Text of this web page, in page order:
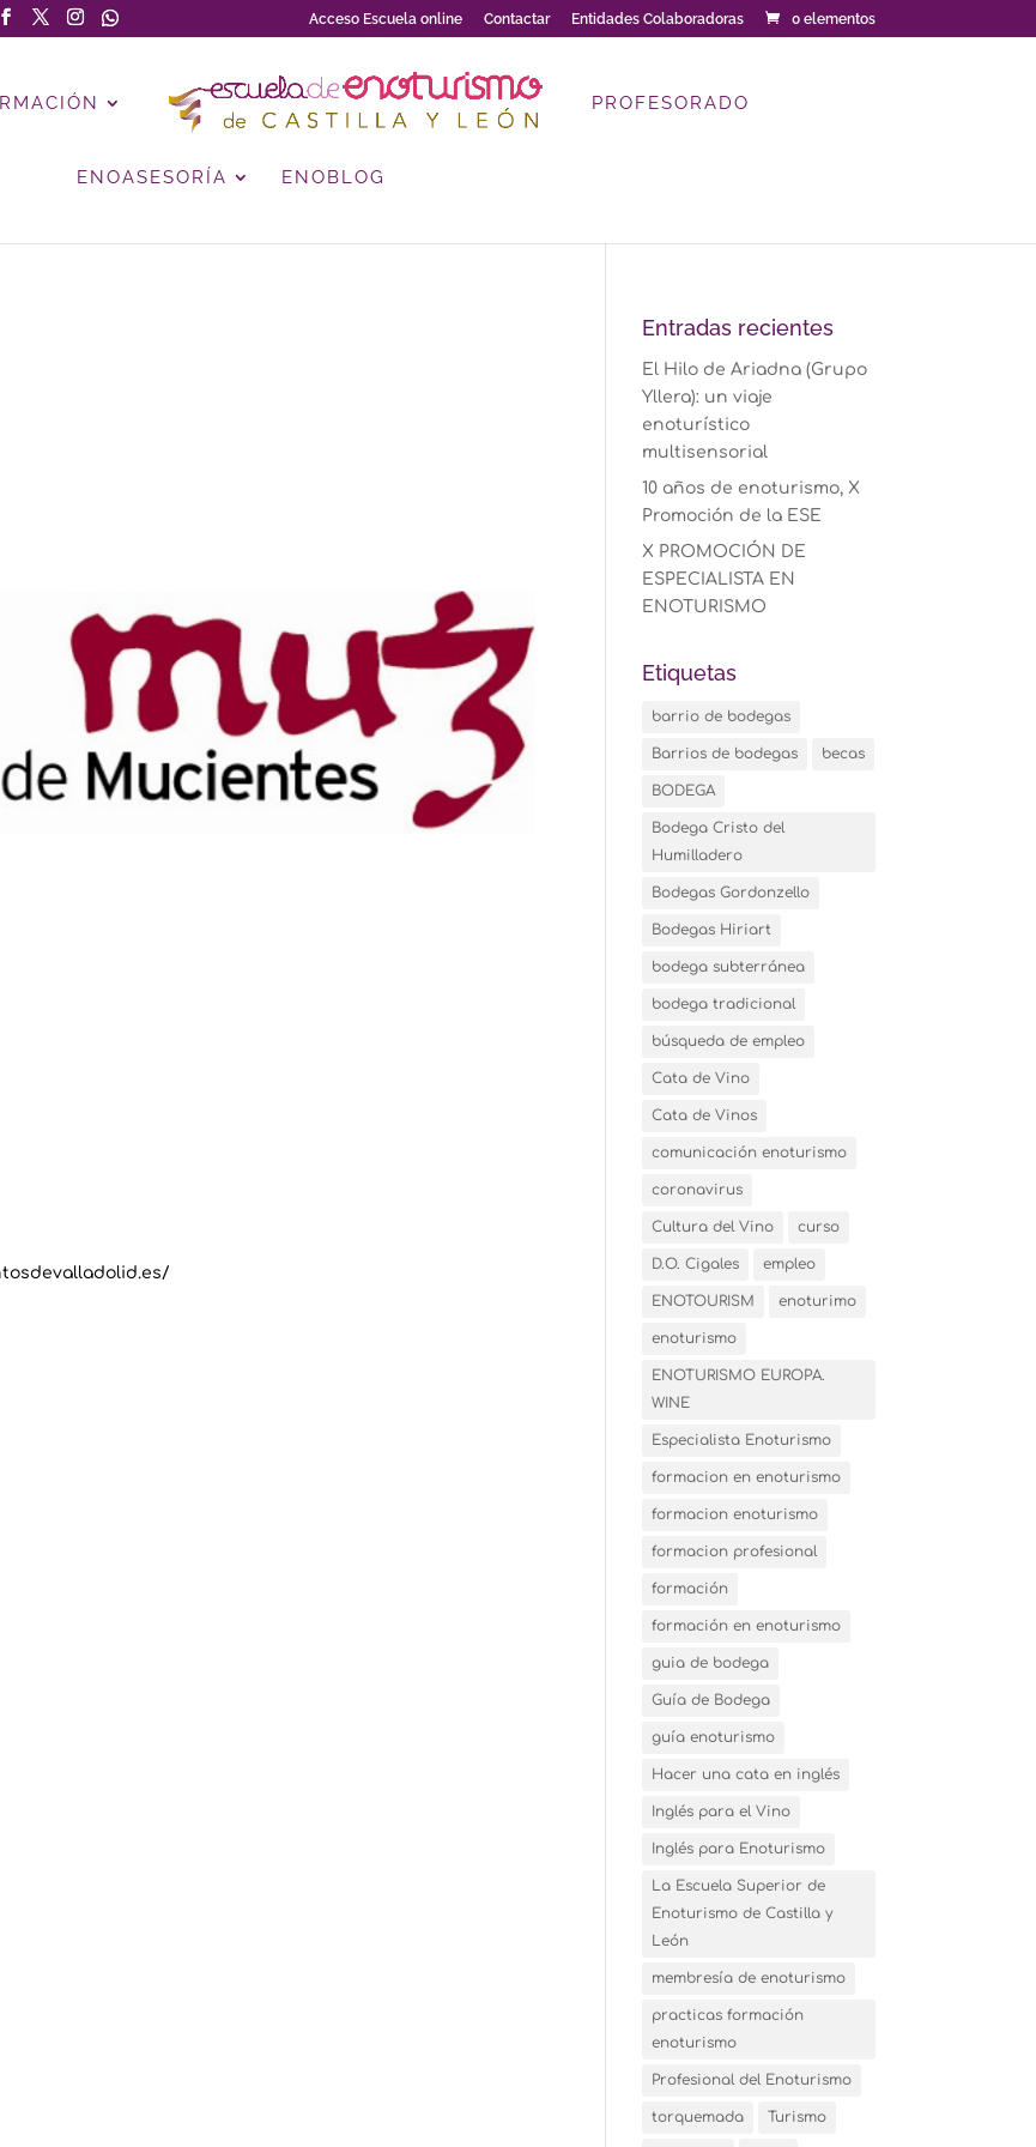
Acceso Escuela online Contactar Entidades Colaboradoras 0 elementos
PROFESORADO
ENOASESORÍA ENOBLOG
Entradas recientes
El Hilo de Ariadna (Grupo
Yllera): un viaje
enoturístico
multisensorial
10 años de enoturismo, X
Promoción de la ESE
X PROMOCIÓN DE
ESPECIALISTA EN
ENOTURISMO
Etiquetas
barrio de bodegas
Barrios de bodegas becas
BODEGA
Bodega Cristo del
Humilladero
Bodegas Gordonzello
Bodegas Hiriart
bodega subterránea
bodega tradicional
búsqueda de empleo
Cata de Vino
Cata de Vinos
comunicación enoturismo
coronavirus
Cultura del Vino curso
D.O. Cigales empleo
ENOTOURISM enoturimo
enoturismo
ENOTURISMO EUROPA.
WINE
Especialista Enoturismo
formacion en enoturismo
formacion enoturismo
formacion profesional
formación
formación en enoturismo
guia de bodega
Guía de Bodega
guía enoturismo
Hacer una cata en inglés
Inglés para el Vino
Inglés para Enoturismo
La Escuela Superior de
Enoturismo de Castilla y
León
membresía de enoturismo
practicas formación
enoturismo
Profesional del Enoturismo
torquemada Turismo